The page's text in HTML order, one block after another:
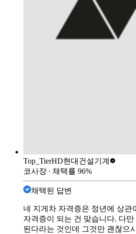
Top_TierHD현대건설기계
코사장 ∙ 채택률 96%
채택된 답변
네 지게차 자격증은 정년에 상관
자격증이 되는 건 맞습니다. 다만
된다라는 것인데 그것만 괜찮으